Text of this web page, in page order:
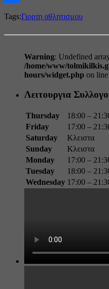
Tags:Γιορτη αθλητισμου
Warning: Undefined
/home/www/
hours/widget.php on line
Λειτουργια
Thursday
18:00 –
Friday
17:00 –
Saturday
Κλειστα
Sunday
Κλειστα
Monday
17:00 –
Tuesday
18:00 –
Wednesday 17:00 –